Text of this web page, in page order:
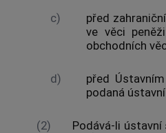
c)
před
ve věci
obchodních
d) před
podaná
(2) Podává-li